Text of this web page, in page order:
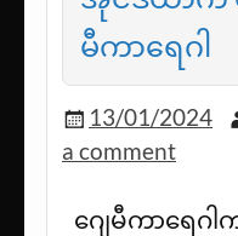
မီကာရေဂါ
13/01/2024
a comment
ဂျေမီကာရေဂ